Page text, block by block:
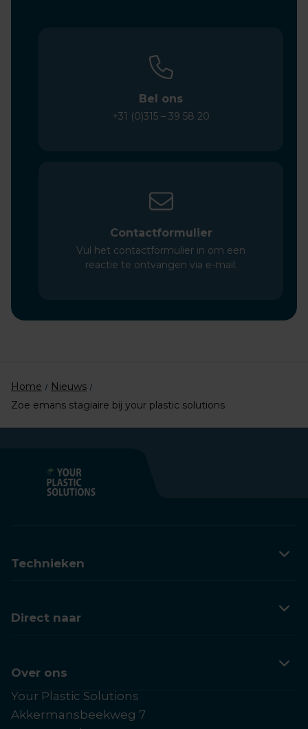
Bel ons
+31 (0)315 – 39 58 20
Contactformulier
Vul het contactformulier in om een
reactie te ontvangen via e-mail.
Home
Nieuws
Zoe emans stagiaire bij your plastic solutions
Technieken
Vacuümvormen
Direct naar
Kennis
Over ons
Contactpagina
Over Your Plastic Solutions
Your Plastic Solutions
Akkermansbeekweg 7